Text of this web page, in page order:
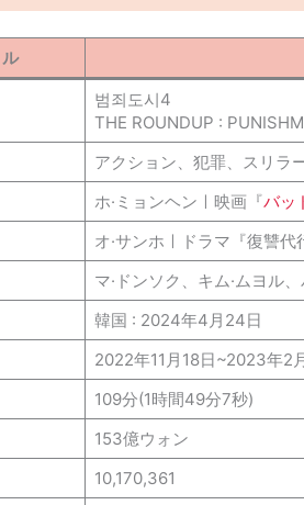
범죄도시4
THE ROUNDUP :
アクション、犯罪、スリラ
ホ·ミョンヘンㅣ映画『バッ
オ·サンホㅣドラマ『復讐代
マ·ドンソク、キム·ムヨル
韓国 : 2024年4月24日
2022年11月18日~2023年2
109分(1時間49分7秒)
153億ウォン
10,170,361